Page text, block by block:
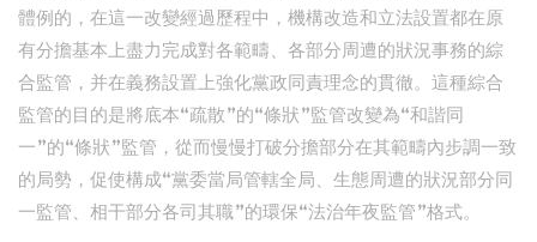
體例的，在這一改變經過歷程中，機構改造和立法設置都在原
有分擔基本上盡力完成對各範疇、各部分周遭的狀況事務的綜
合監管，并在義務設置上強化黨政同責理念的貫徹。這種綜合
監管的目的是將底本“疏散”的“條狀”監管改變為“和諧同
一”的“條狀”監管，從而慢慢打破分擔部分在其範疇內步調一致
的局勢，促使構成“黨委當局管轄全局、生態周遭的狀況部分同
一監管、相干部分各司其職”的環保“法治年夜監管”格式。